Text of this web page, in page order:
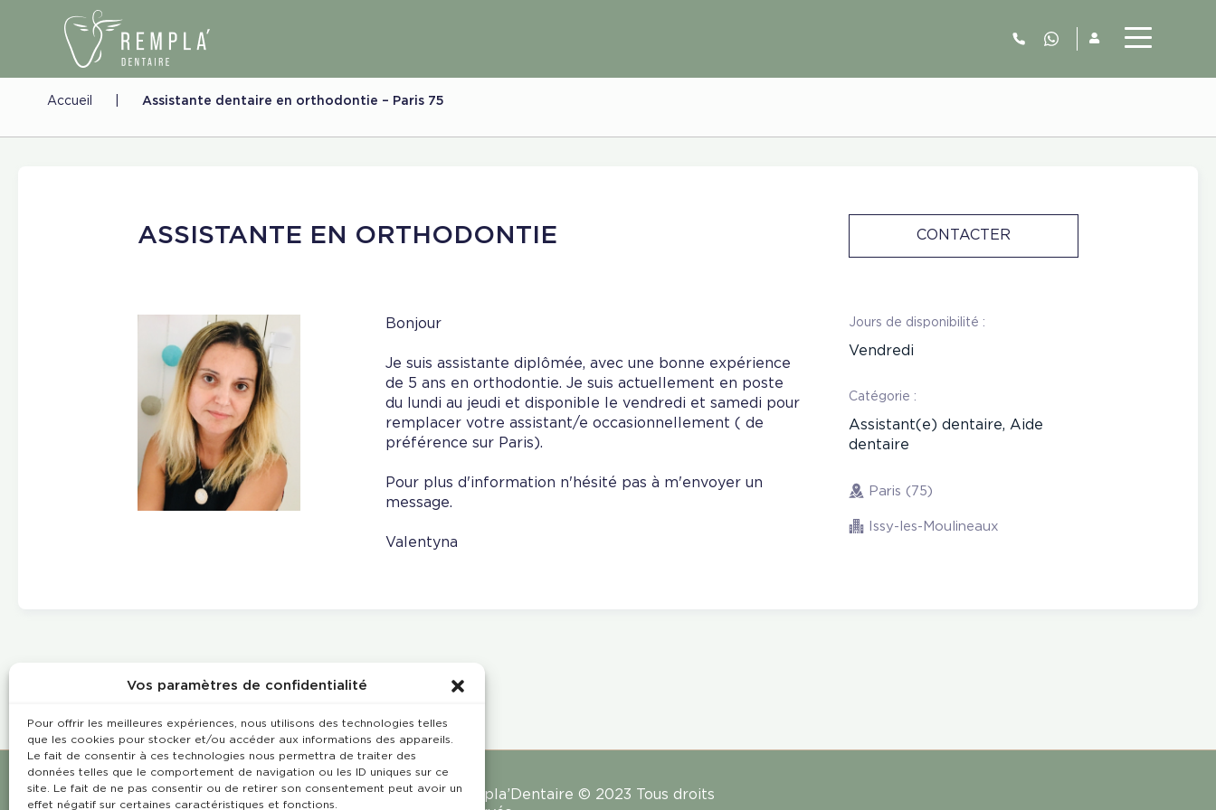
Vos paramètres de confidentialité
Pour offrir les meilleures expériences, nous utilisons des technologies telles
que les cookies pour stocker et/ou accéder aux informations des appareils.
Le fait de consentir à ces technologies nous permettra de traiter des
données telles que le comportement de navigation ou les ID uniques sur ce
site. Le fait de ne pas consentir ou de retirer son consentement peut avoir un
effet négatif sur certaines caractéristiques et fonctions.
06.52.63.77.73
Accueil Assistante dentaire en orthodontie – Paris 75
ASSISTANTE EN ORTHODONTIE CONTACTER
Bonjour
Je suis assistante diplômée, avec une bonne expérience
de 5 ans en orthodontie. Je suis actuellement en poste
du lundi au jeudi et disponible le vendredi et samedi pour
remplacer votre assistant/e occasionnellement ( de
préférence sur Paris).
Pour plus d'information n'hésité pas à m'envoyer un
message.
Valentyna
Jours de disponibilité :
Vendredi
Catégorie :
Assistant(e) dentaire, Aide
dentaire
Paris (75)
Issy-les-Moulineaux
Rempla’Dentaire © 2023 Tous droits